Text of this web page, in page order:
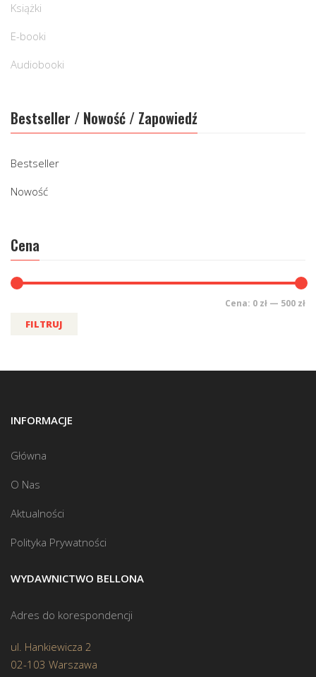
Książki
E-booki
Audiobooki
Bestseller / Nowość / Zapowiedź
Bestseller
Nowość
Cena
FILTRUJ
Cena: 0 zł — 500 zł
INFORMACJE
Główna
O Nas
Aktualności
Polityka Prywatności
WYDAWNICTWO BELLONA
Adres do korespondencji
ul. Hankiewicza 2
02-103 Warszawa